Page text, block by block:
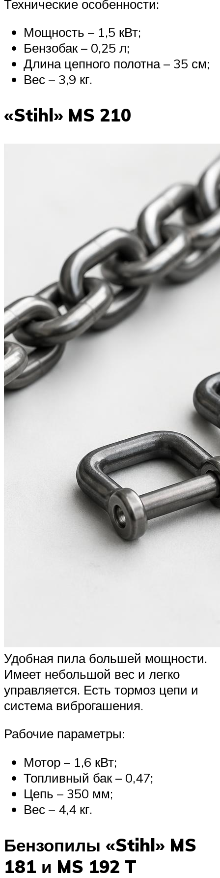
Технические особенности:
Мощность – 1,5 кВт;
Бензобак – 0,25 л;
Длина цепного полотна – 35 см;
Вес – 3,9 кг.
«Stihl» MS 210
Удобная пила большей мощности.
Имеет небольшой вес и легко
управляется. Есть тормоз цепи и
система виброгашения.
Рабочие параметры:
Мотор – 1,6 кВт;
Топливный бак – 0,47;
Цепь – 350 мм;
Вес – 4,4 кг.
Бензопилы «Stihl» MS
181 и MS 192 T